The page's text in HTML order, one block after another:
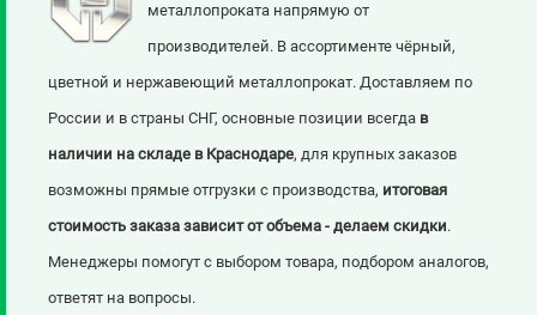
металлопроката напрямую от
производителей. В ассортименте чёрный,
цветной и нержавеющий металлопрокат. Доставляем по
России и в страны СНГ, основные позиции всегда в
наличии на складе в Краснодаре, для крупных заказов
возможны прямые отгрузки с производства, итоговая
стоимость заказа зависит от объема - делаем скидки.
Менеджеры помогут с выбором товара, подбором аналогов,
ответят на вопросы.